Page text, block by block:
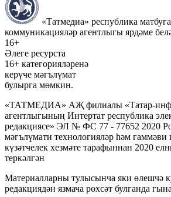
«Татмедиа» республика
коммуникацияләр агентлыгы ярдәме
16+
Әлеге ресурста
16+ категорияләренә
керүче мәгълүмат
булырга мөмкин.
«ТАТМЕДИА» АҖ филиалы «Татар-
агентлыгының Интертат республика
редакциясе» ЭЛ № ФС 77 - 77652 2020
мәгълүмати технологияләр һәм
күзәтчелек хезмәте тарафыннан 2020
теркәлгән
Материалларны тулысынча яки өлешчә
редакциядән язмача рөхсәт булганда